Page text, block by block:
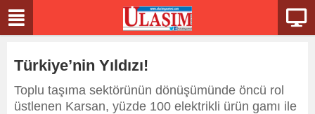
Türkiye’nin Yıldızı!
Toplu taşıma sektörünün dönüşümünde öncü rol
üstlenen Karsan, yüzde 100 elektrikli ürün gamı ile